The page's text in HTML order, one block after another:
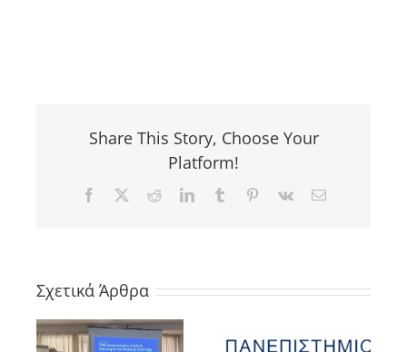
Share This Story, Choose Your
Platform!
Facebook RedditLinkedInTumblr Pinterest
Vk Email
Σχετικά Άρθρα